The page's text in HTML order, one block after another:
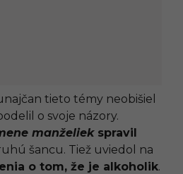
tieto témy neobišiel
o svoje názory.
manželiekspravil
šancu. Tiež uviedol na
o tom, že je alkoholik.